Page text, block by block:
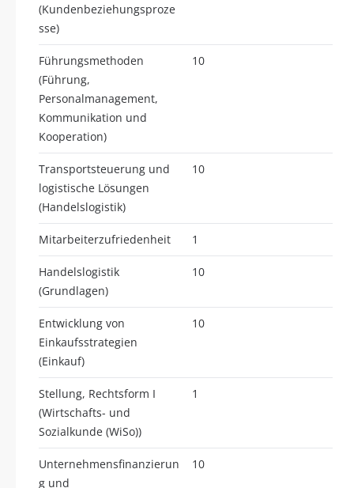
(Kundenbeziehungsproze
sse)
Führungsmethoden
(Führung,
Personalmanagement,
Kommunikation und
Kooperation)
10
Transportsteuerung und
logistische Lösungen
(Handelslogistik)
10
Mitarbeiterzufriedenheit 1
Handelslogistik
(Grundlagen)
10
Entwicklung von
Einkaufsstrategien
(Einkauf)
10
Stellung, Rechtsform I
(Wirtschafts- und
Sozialkunde (WiSo))
1
Unternehmensfinanzierun
g und
10